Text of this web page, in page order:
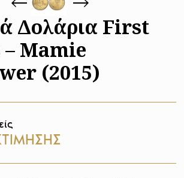
Δολάρια First
– Mamie
(2015)